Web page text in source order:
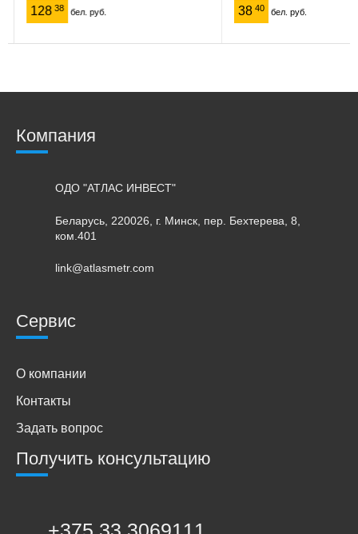
128 38 бел. руб. 38 40 бел. руб.
Компания
ОДО "АТЛАС ИНВЕСТ"
Беларусь, 220026, г. Минск, пер. Бехтерева, 8,
ком.401
link@atlasmetr.com
Сервис
О компании
Контакты
Задать вопрос
Получить консультацию